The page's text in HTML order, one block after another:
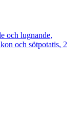
och lugnande,
och sötpotatis, 2